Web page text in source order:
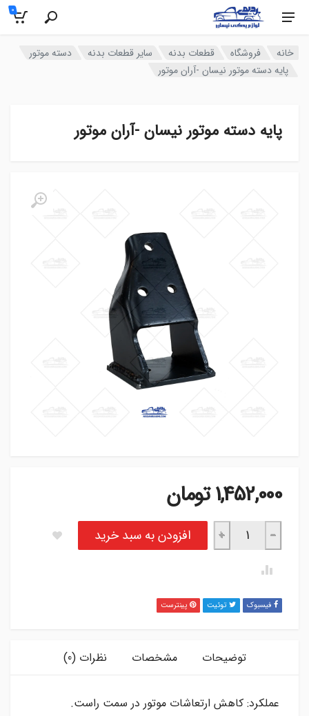
0
خانه فروشگاه قطعات بدنه سایر قطعات بدنه
دسته موتور
پایه دسته موتور نیسان -آران موتور
پایه دسته موتور نیسان -آران موتور
1,452,000تومان
پایه دسته موتور نیسان -آران موتور عدد
−
+ افزودن به سبد خرید
فیسبوک توئیت پینترست
توضیحات مشخصات نظرات (0)
عملکرد: کاهش ارتعاشات موتور در سمت راست.